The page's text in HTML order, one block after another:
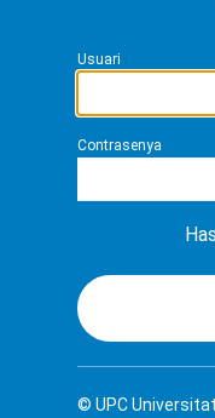
Usuari
Contrasenya
© UPC